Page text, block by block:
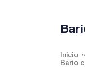
Inicio
Bario